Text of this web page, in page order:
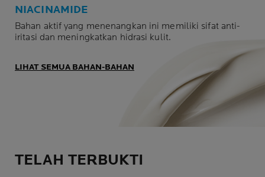
NIACINAMIDE
Bahan aktif yang menenangkan ini memiliki sifat anti-
iritasi dan meningkatkan hidrasi kulit.
LIHAT SEMUA BAHAN-BAHAN
TELAH TERBUKTI